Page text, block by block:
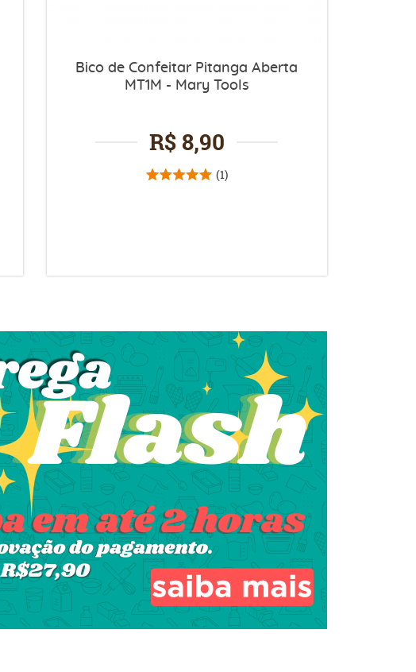
Bico de Confeitar Pitanga Aberta
MT1M - Mary Tools
R$ 8,90
(1)